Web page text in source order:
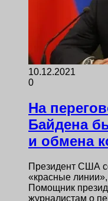
10.12.2021
0
На
Байдена
и обмена
Президент США
«красные
Помощник
журналистам о